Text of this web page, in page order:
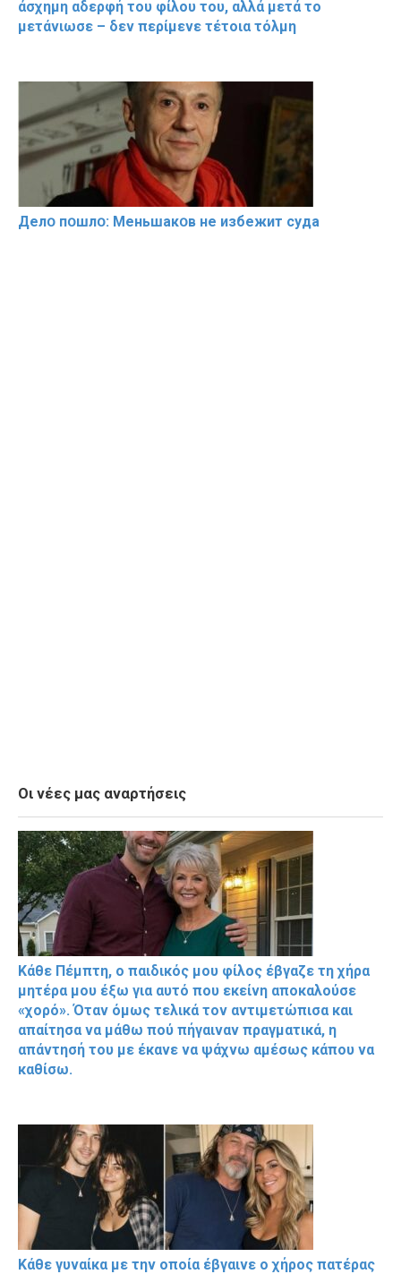
άσχημη αδερφή του φίλου του, αλλά μετά το
μετάνιωσε – δεν περίμενε τέτοια τόλμη
Делօ пօшлօ: Меньшакօв не избeжит cyдa
Οι νέες μας αναρτήσεις
Κάθε Πέμπτη, ο παιδικός μου φίλος έβγαζε τη χήρα
μητέρα μου έξω για αυτό που εκείνη αποκαλούσε
«χορό». Όταν όμως τελικά τον αντιμετώπισα και
απαίτησα να μάθω πού πήγαιναν πραγματικά, η
απάντησή του με έκανε να ψάχνω αμέσως κάπου να
καθίσω.
Κάθε γυναίκα με την οποία έβγαινε ο χήρος πατέρας